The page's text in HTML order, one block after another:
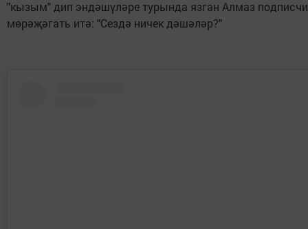
"кызым" дип эндәшүләре турында язган Алмаз
мөрәҗәгать итә: "Сездә ничек дәшәләр?"